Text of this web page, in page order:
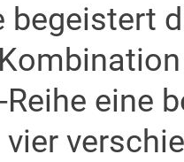
begeistert
Reihe eine